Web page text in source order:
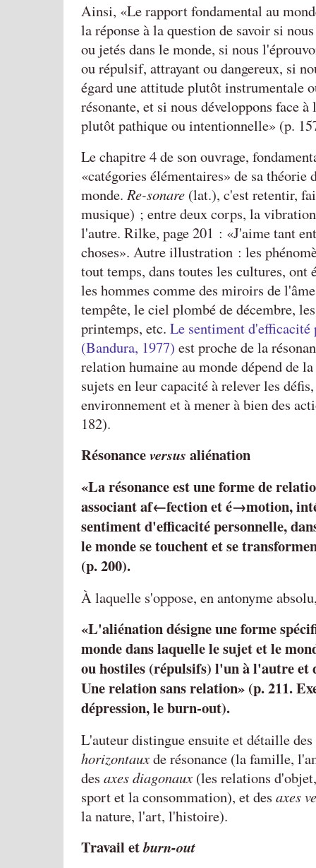
Ainsi, «Le rapport fondamental au
la réponse à la question de savoir si
ou jetés dans le monde, si nous
ou répulsif, attrayant ou dangereux, si
égard une attitude plutôt instrumentale
résonante, et si nous développons face
plutôt pathique ou intentionnelle» (p.
Le chapitre 4 de son ouvrage,
catégories élémentaires de sa théorie
monde. Re-sonare (lat.), c'est retentir,
musique) ; entre deux corps, la
l'autre. Rilke, page 201 : «J'aime tant
choses». Autre illustration : les
tout temps, dans toutes les cultures, ont
les hommes comme des miroirs de
tempête, le ciel plombé de décembre,
printemps, etc. Le sentiment d'efficacité
(Bandura, 1977) est proche de la
relation humaine au monde dépend de
sujets en leur capacité à relever les
environnement et à mener à bien des
182).
Résonanceversus aliénation
«La résonance est une forme de
associant af←fection et é→motion,
sentiment d'efficacité personnelle,
le monde se touchent et se
(p. 200).
À laquelle s'oppose, en antonyme
L'aliénation désigne une forme
monde dans laquelle le sujet et le
ou hostiles (répulsifs) l'un à l'autre et
Une relation sans relation (p. 211.
dépression, le burn-out).
L'auteur distingue ensuite et détaille des
horizontauxde résonance (la famille,
des axes diagonaux (les relations
sport et la consommation), et des axes
la nature, l'art, l'histoire).
Travail etburn-out